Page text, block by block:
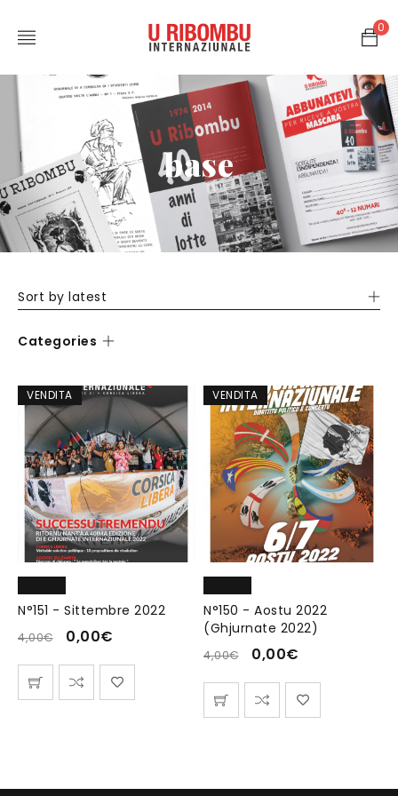
0
base
Sort by latest
Categories
VENDITA
N°151 - Sittembre 2022
4,00€ 0,00€
VENDITA
N°150 - Aostu 2022
(Ghjurnate 2022)
4,00€ 0,00€